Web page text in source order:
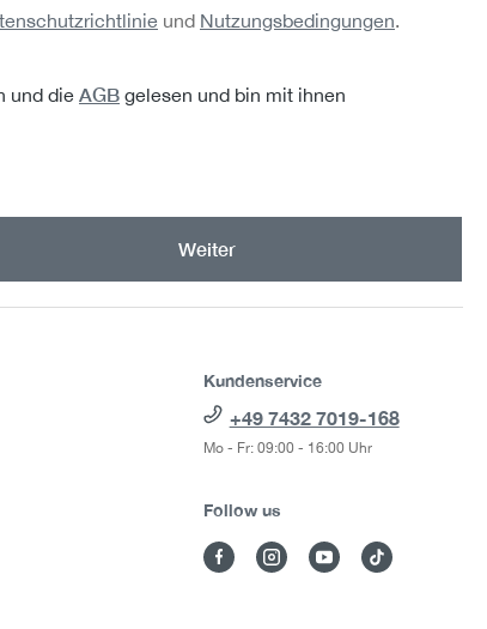
und Nutzungsbedingungen.
und die AGB gelesen und bin mit ihnen
Weiter
Kundenservice
+49 7432 7019-168
Mo - Fr: 09:00 - 16:00 Uhr
Follow us